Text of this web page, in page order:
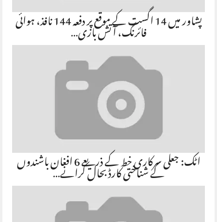
پشاور میں 14 اگست کے موقع پر دفعہ 144 نافذ، ہوائی فائرنگ، آتش بازی…
اٹک: جعلی سرکاری خط کے ذریعے 6 افغان باشندوںکے شناختی کارڈ بحال کرانے…